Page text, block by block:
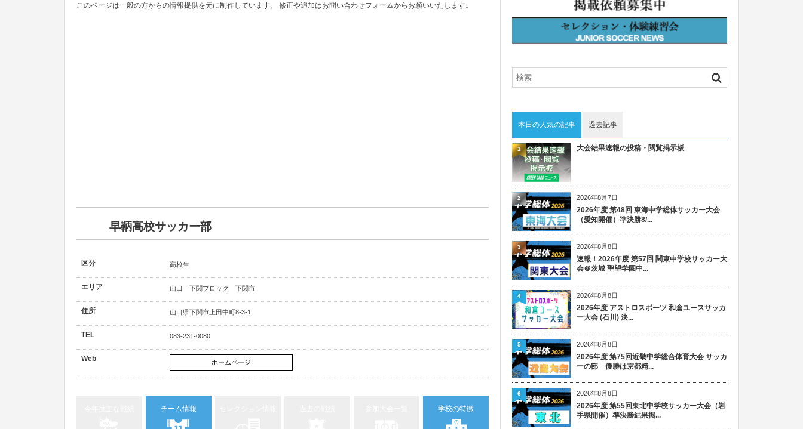
このページは一般の方からの情報提供を元に制作しています。 修正や追加はお問い合わせフォームからお願いいたします。
早鞆高校サッカー部
区分 高校生
エリア 山口 下関ブロック 下関市
住所 山口県下関市上田中町8-3-1
TEL 083-231-0080
Web ホームページ
チーム情報 学校の特徴
本日の人気の記事 過去記事
大会結果速報の投稿・閲覧掲示板
1
2026年8月7日
2026年度 第48回 東海中学総体サッカー大会
（愛知開催）準決勝8/...
2
2026年8月8日
速報！2026年度 第57回 関東中学校サッカー大
会＠茨城 聖望学園中...
3
2026年8月8日
2026年度 アストロスポーツ 和倉ユースサッカ
ー大会 (石川) 決...
4
2026年8月8日
2026年度 第75回近畿中学総合体育大会 サッカ
ーの部 優勝は京都精...
5
2026年8月8日
2026年度 第55回東北中学校サッカー大会（岩
手県開催）準決勝結果掲...
6